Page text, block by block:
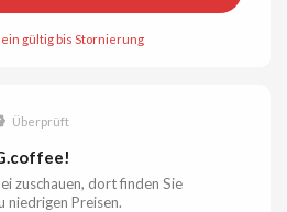
gültig bis Stornierung
Überprüft
zuschauen, dort finden Sie
niedrigen Preisen.